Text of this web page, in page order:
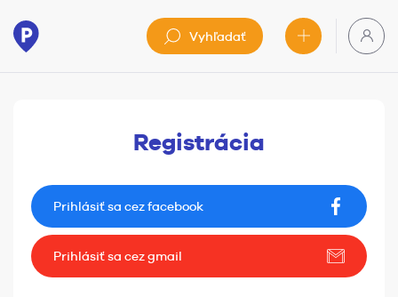
Vyhľadať
Registrácia
Prihlásiť sa cez facebook
Prihlásiť sa cez gmail